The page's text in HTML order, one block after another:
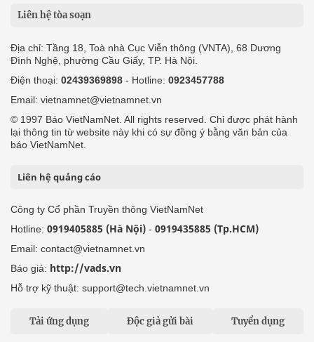
Liên hệ tòa soạn
Địa chỉ: Tầng 18, Toà nhà Cục Viễn thông (VNTA), 68 Dương
Đình Nghệ, phường Cầu Giấy, TP. Hà Nội.
Điện thoại: 02439369898 - Hotline: 0923457788
Email: vietnamnet@vietnamnet.vn
© 1997 Báo VietNamNet. All rights reserved. Chỉ được phát hành
lại thông tin từ website này khi có sự đồng ý bằng văn bản của
báo VietNamNet.
Liên hệ quảng cáo
Công ty Cổ phần Truyền thông VietNamNet
Hotline: 0919405885 (Hà Nội) - 0919435885 (Tp.HCM)
Email: contact@vietnamnet.vn
Báo giá: http://vads.vn
Hỗ trợ kỹ thuật: support@tech.vietnamnet.vn
Tải ứng dụng Độc giả gửi bài Tuyển dụng